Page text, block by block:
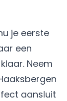
je eerste
een
Neem
aansluit